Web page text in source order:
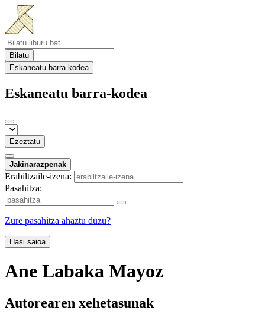
Bilatu
Eskaneatu barra-kodea
Eskaneatu barra-kodea
Ezeztatu
Jakinarazpenak
Erabiltzaile-izena:
Pasahitza:
Zure pasahitza ahaztu duzu?
Hasi saioa
Ane Labaka Mayoz
Autorearen xehetasunak